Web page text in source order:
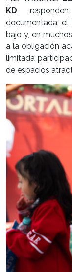
KD
documentada: el
bajo y, en
a la obligación
limitada
de espacios